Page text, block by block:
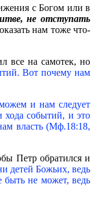
с Богом или в
не отступать
нам тоже что-
все на самотек, но
Вот почему нам
и нам следует
хода событий, и это
власть (Мф.18:18,
Петр обратился и
детей Божьих, ведь
быть не может, ведь